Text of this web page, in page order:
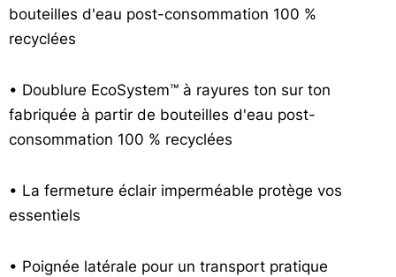
bouteilles d'eau post-consommation 100 %
recyclées
• Doublure EcoSystem™ à rayures ton sur ton
fabriquée à partir de bouteilles d'eau post-
consommation 100 % recyclées
• La fermeture éclair imperméable protège vos
essentiels
• Poignée latérale pour un transport pratique